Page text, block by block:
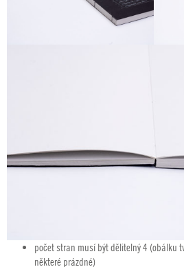
počet stran musí být dělitelný 4 (obálku
některé prázdné)